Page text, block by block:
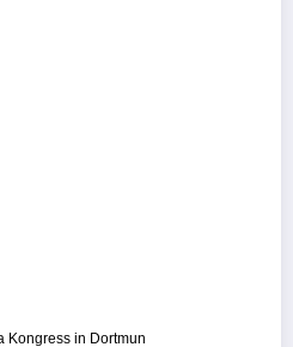
Kongress in Dortmun